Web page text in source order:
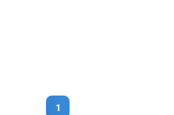
1